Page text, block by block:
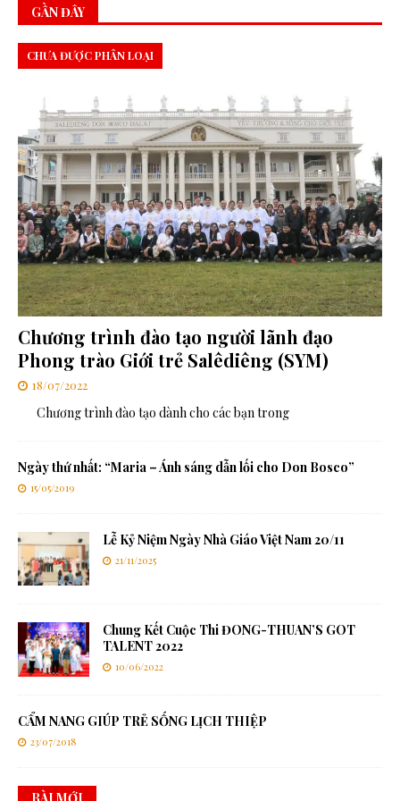
GẦN ĐÂY
Chương trình đào tạo người lãnh đạo
Phong trào Giới trẻ Salêdiêng (SYM)
CHƯA ĐƯỢC PHÂN LOẠI
18/07/2022
Chương trình đào tạo dành cho các bạn trong
Ngày thứ nhất: “Maria – Ánh sáng dẫn lối cho Don Bosco”
15/05/2019
Lễ Kỷ Niệm Ngày Nhà Giáo Việt Nam 20/11
21/11/2025
Chung Kết Cuộc Thi ĐONG-THUAN’S GOT
TALENT 2022
10/06/2022
CẨM NANG GIÚP TRẺ SỐNG LỊCH THIỆP
23/07/2018
BÀI MỚI